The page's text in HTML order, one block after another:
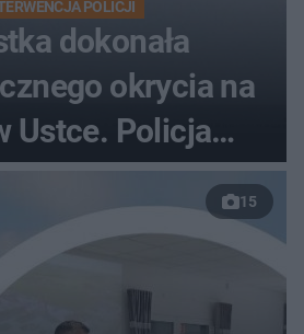
POLICJI
dokonała
okrycia na
Ustce. Policja
odcinek
15